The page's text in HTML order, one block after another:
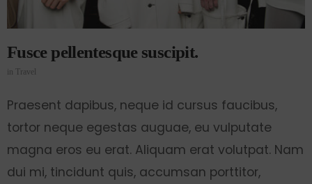
Fusce pellentesque suscipit.
in Travel
Praesent dapibus, neque id cursus faucibus,
tortor neque egestas auguae, eu vulputate
magna eros eu erat. Aliquam erat volutpat. Nam
dui mi, tincidunt quis, accumsan porttitor,